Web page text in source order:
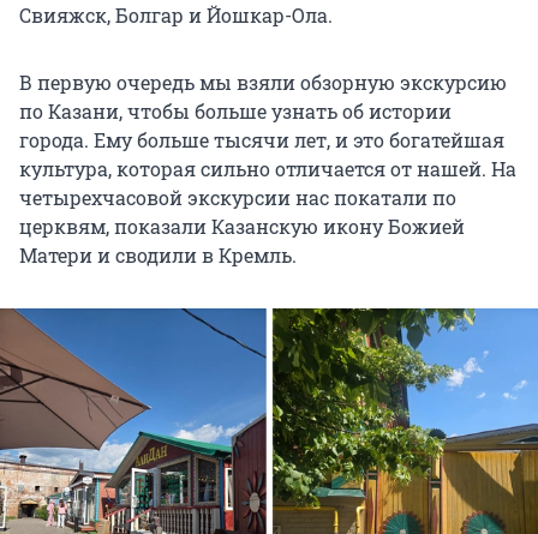
Свияжск, Болгар и Йошкар-Ола.
В первую очередь мы взяли обзорную экскурсию
по Казани, чтобы больше узнать об истории
города. Ему больше тысячи лет, и это богатейшая
культура, которая сильно отличается от нашей. На
четырехчасовой экскурсии нас покатали по
церквям, показали Казанскую икону Божией
Матери и сводили в Кремль.